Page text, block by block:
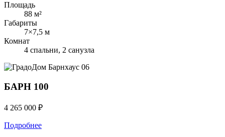
Площадь
88 м²
Габариты
7×7,5 м
Комнат
4 спальни, 2 санузла
Барнхаус 06
БАРН 100
4 265 000 ₽
Подробнее